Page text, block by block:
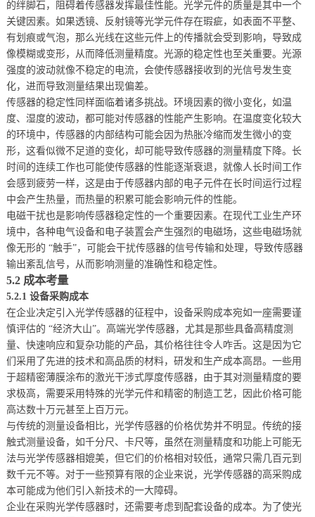
的绊脚石，阻碍着传感器发挥最佳性能。光学元件的质量是其中一个
关键因素。如果透镜、反射镜等光学元件存在瑕疵，如表面不平整、
有划痕或气泡，那么光线在这些元件上的传播就会受到影响，导致成
像模糊或变形，从而降低测量精度。光源的稳定性也至关重要。光源
强度的波动就像不稳定的电流，会使传感器接收到的光信号发生变
化，进而导致测量结果出现偏差。
传感器的稳定性同样面临着诸多挑战。环境因素的微小变化，如温
度、湿度的波动，都可能对传感器的性能产生影响。在温度变化较大
的环境中，传感器的内部结构可能会因为热胀冷缩而发生微小的变
形，这看似微不足道的变化，却可能导致传感器的测量精度下降。长
时间的连续工作也可能使传感器的性能逐渐衰退，就像人长时间工作
会感到疲劳一样，这是由于传感器内部的电子元件在长时间运行过程
中会产生热量，而热量的积累可能会影响元件的性能。
电磁干扰也是影响传感器稳定性的一个重要因素。在现代工业生产环
境中，各种电气设备和电子装置会产生强烈的电磁场，这些电磁场就
像无形的 “触手”，可能会干扰传感器的信号传输和处理，导致传感器
输出紊乱信号，从而影响测量的准确性和稳定性。
5.2 成本考量
5.2.1 设备采购成本
在企业决定引入光学传感器的征程中，设备采购成本宛如一座需要谨
慎评估的 “经济大山”。高端光学传感器，尤其是那些具备高精度测
量、快速响应和复杂功能的产品，其价格往往令人咋舌。这是因为它
们采用了先进的技术和高品质的材料，研发和生产成本高昂。一些用
于超精密薄膜涂布的激光干涉式厚度传感器，由于其对测量精度的要
求极高，需要采用特殊的光学元件和精密的制造工艺，因此价格可能
高达数十万元甚至上百万元。
与传统的测量设备相比，光学传感器的价格优势并不明显。传统的接
触式测量设备，如千分尺、卡尺等，虽然在测量精度和功能上可能无
法与光学传感器相媲美，但它们的价格相对较低，通常只需几百元到
数千元不等。对于一些预算有限的企业来说，光学传感器的高采购成
本可能成为他们引入新技术的一大障碍。
企业在采购光学传感器时，还需要考虑到配套设备的成本。为了使光